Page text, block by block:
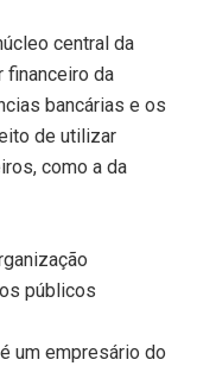
central da
financeiro da
bancárias e os
de utilizar
como a da
públicos
um empresário do